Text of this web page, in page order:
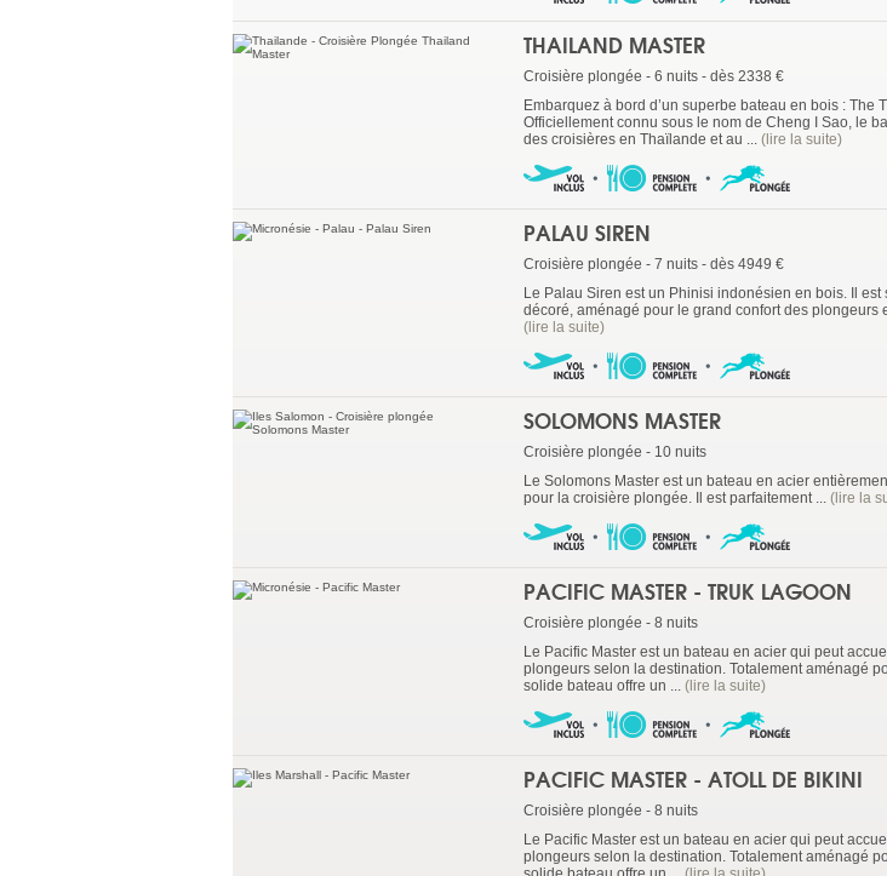
THAILAND MASTER
Croisière plongée - 6 nuits - dès 2338 €
Embarquez à bord d’un superbe bateau en bois : The
Officiellement connu sous le nom de Cheng I Sao, le
des croisières en Thaïlande et au ... (lire la suite)
PALAU SIREN
Croisière plongée - 7 nuits - dès 4949 €
Le Palau Siren est un Phinisi indonésien en bois. Il est
décoré, aménagé pour le grand confort des plongeurs
(lire la suite)
SOLOMONS MASTER
Croisière plongée - 10 nuits
Le Solomons Master est un bateau en acier
pour la croisière plongée. Il est parfaitement ... (lire la
PACIFIC MASTER - TRUK LAGOON
Croisière plongée - 8 nuits
Le Pacific Master est un bateau en acier qui peut
plongeurs selon la destination. Totalement aménagé
solide bateau offre un ... (lire la suite)
PACIFIC MASTER - ATOLL DE BIKINI
Croisière plongée - 8 nuits
Le Pacific Master est un bateau en acier qui peut
plongeurs selon la destination. Totalement aménagé